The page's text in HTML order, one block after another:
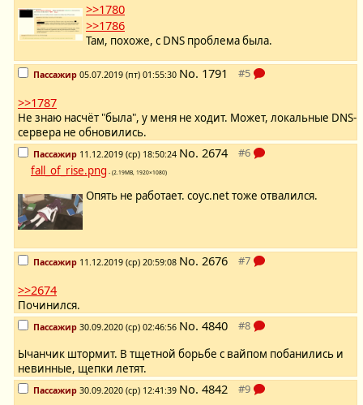
>>1780
>>1786
Там, похоже, с DNS проблема была.
Пассажир 05.07.2019 (пт) 01:55:30 No. 1791
>>1787
Не знаю насчёт "была", у меня не ходит. Может, локальные DNS-
сервера не обновились.
Пассажир 11.12.2019 (ср) 18:50:24 No. 2674
fall_of_rise.png - (2.19MB, 1920×1080)
Опять не работает. coyc.net тоже отвалился.
Пассажир 11.12.2019 (ср) 20:59:08 No. 2676
>>2674
Починился.
Пассажир 30.09.2020 (ср) 02:46:56 No. 4840
Ычанчик штормит. В тщетной борьбе с вайпом побанились и
невинные, щепки летят.
Пассажир 30.09.2020 (ср) 12:41:39 No. 4842